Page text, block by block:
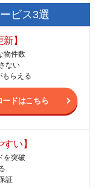
ビス3選
】
物件数
ない
もらえる
ードはこちら
い】
を突破
証